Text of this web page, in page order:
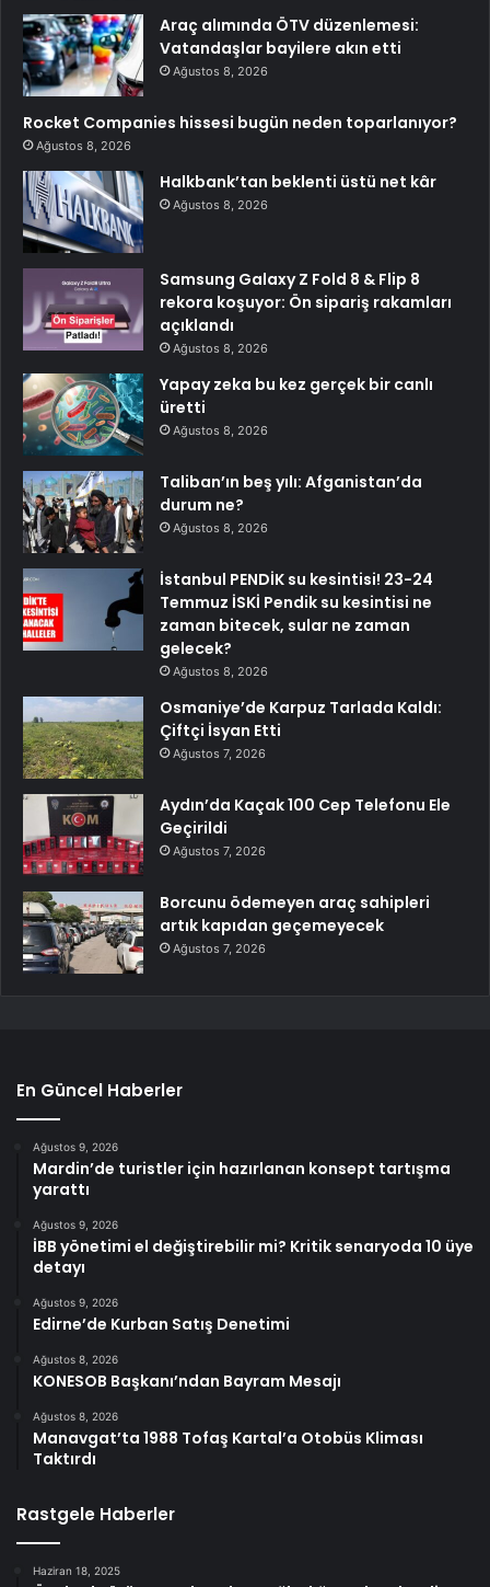
Araç alımında ÖTV düzenlemesi:
Vatandaşlar bayilere akın etti
Ağustos 8, 2026
Rocket Companies hissesi bugün neden toparlanıyor?
Ağustos 8, 2026
Halkbank’tan beklenti üstü net kâr
Ağustos 8, 2026
Samsung Galaxy Z Fold 8 & Flip 8
rekora koşuyor: Ön sipariş rakamları
açıklandı
Ağustos 8, 2026
Yapay zeka bu kez gerçek bir canlı
üretti
Ağustos 8, 2026
Taliban’ın beş yılı: Afganistan’da
durum ne?
Ağustos 8, 2026
İstanbul PENDİK su kesintisi! 23-24
Temmuz İSKİ Pendik su kesintisi ne
zaman bitecek, sular ne zaman
gelecek?
Ağustos 8, 2026
Osmaniye’de Karpuz Tarlada Kaldı:
Çiftçi İsyan Etti
Ağustos 7, 2026
Aydın’da Kaçak 100 Cep Telefonu Ele
Geçirildi
Ağustos 7, 2026
Borcunu ödemeyen araç sahipleri
artık kapıdan geçemeyecek
Ağustos 7, 2026
En Güncel Haberler
Ağustos 9, 2026
Mardin’de turistler için hazırlanan konsept tartışma
yarattı
Ağustos 9, 2026
İBB yönetimi el değiştirebilir mi? Kritik senaryoda 10 üye
detayı
Ağustos 9, 2026
Edirne’de Kurban Satış Denetimi
Ağustos 8, 2026
KONESOB Başkanı’ndan Bayram Mesajı
Ağustos 8, 2026
Manavgat’ta 1988 Tofaş Kartal’a Otobüs Kliması
Taktırdı
Rastgele Haberler
Haziran 18, 2025